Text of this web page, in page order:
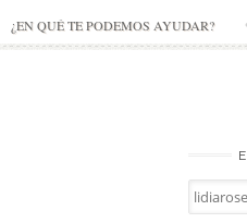
content
¿EN QUÉ TE PODEMOS AYUDAR?